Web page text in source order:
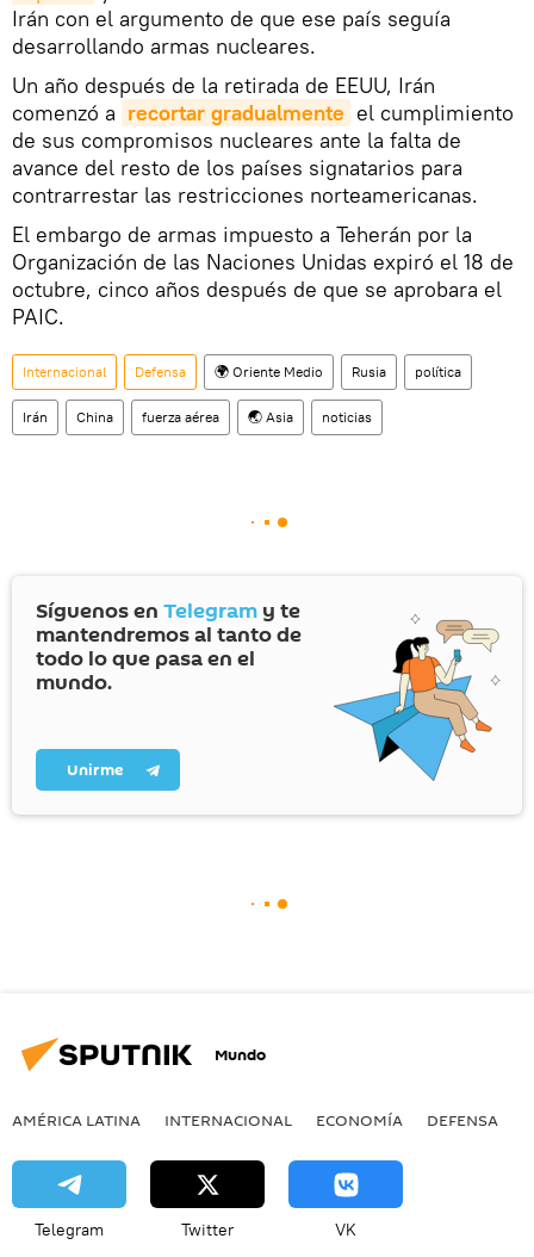
Irán con el argumento de que ese país seguía
desarrollando armas nucleares.
Un año después de la retirada de EEUU, Irán
comenzó a recortar gradualmente el cumplimiento
de sus compromisos nucleares ante la falta de
avance del resto de los países signatarios para
contrarrestar las restricciones norteamericanas.
El embargo de armas impuesto a Teherán por la
Organización de las Naciones Unidas expiró el 18 de
octubre, cinco años después de que se aprobara el
PAIC.
Internacional Defensa 🌍 Oriente Medio Rusia política
Irán China fuerza aérea 🌏 Asia noticias
Síguenos en Telegram y te
mantendremos al tanto de
todo lo que pasa en el
mundo.
Unirme
Mundo
AMÉRICA LATINA INTERNACIONAL ECONOMÍA DEFENSA
Telegram Twitter VK